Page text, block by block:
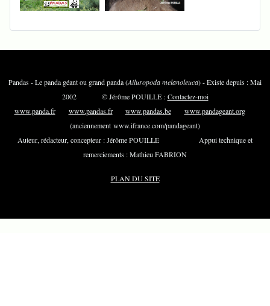
Pandas - Le panda géant ou grand panda (Ailuropoda melanoleuca) - Existe depuis : Mai
2002 © Jérôme POUILLE : Contactez-moi
www.panda.fr
www.pandas.fr www.pandas.be
www.pandageant.org
(anciennement www.ifrance.com/pandageant)
Auteur, rédacteur, concepteur : Jérôme POUILLE Appui technique et
remerciements : Mathieu FABRION
PLAN DU SITE